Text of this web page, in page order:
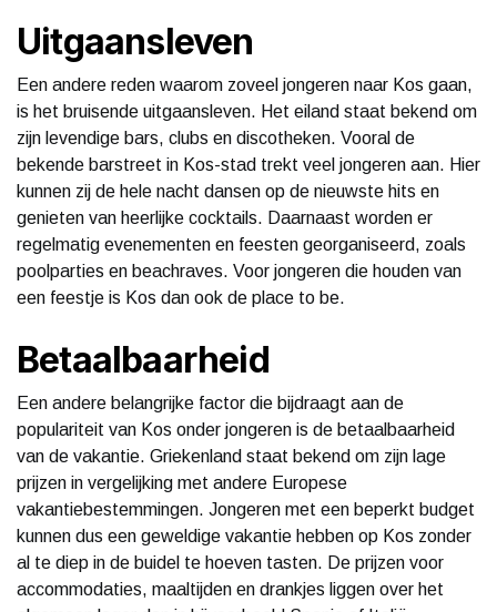
Uitgaansleven
Een andere reden waarom zoveel jongeren naar Kos gaan,
is het bruisende uitgaansleven. Het eiland staat bekend om
zijn levendige bars, clubs en discotheken. Vooral de
bekende barstreet in Kos-stad trekt veel jongeren aan. Hier
kunnen zij de hele nacht dansen op de nieuwste hits en
genieten van heerlijke cocktails. Daarnaast worden er
regelmatig evenementen en feesten georganiseerd, zoals
poolparties en beachraves. Voor jongeren die houden van
een feestje is Kos dan ook de place to be.
Betaalbaarheid
Een andere belangrijke factor die bijdraagt aan de
populariteit van Kos onder jongeren is de betaalbaarheid
van de vakantie. Griekenland staat bekend om zijn lage
prijzen in vergelijking met andere Europese
vakantiebestemmingen. Jongeren met een beperkt budget
kunnen dus een geweldige vakantie hebben op Kos zonder
al te diep in de buidel te hoeven tasten. De prijzen voor
accommodaties, maaltijden en drankjes liggen over het